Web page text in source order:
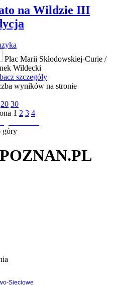
na Wildzie III
Plac Marii Skłodowskiej-Curie /
Wildecki
szczegóły
wyników na stronie
20 30
1 2 3 4
góry
Sieciowe